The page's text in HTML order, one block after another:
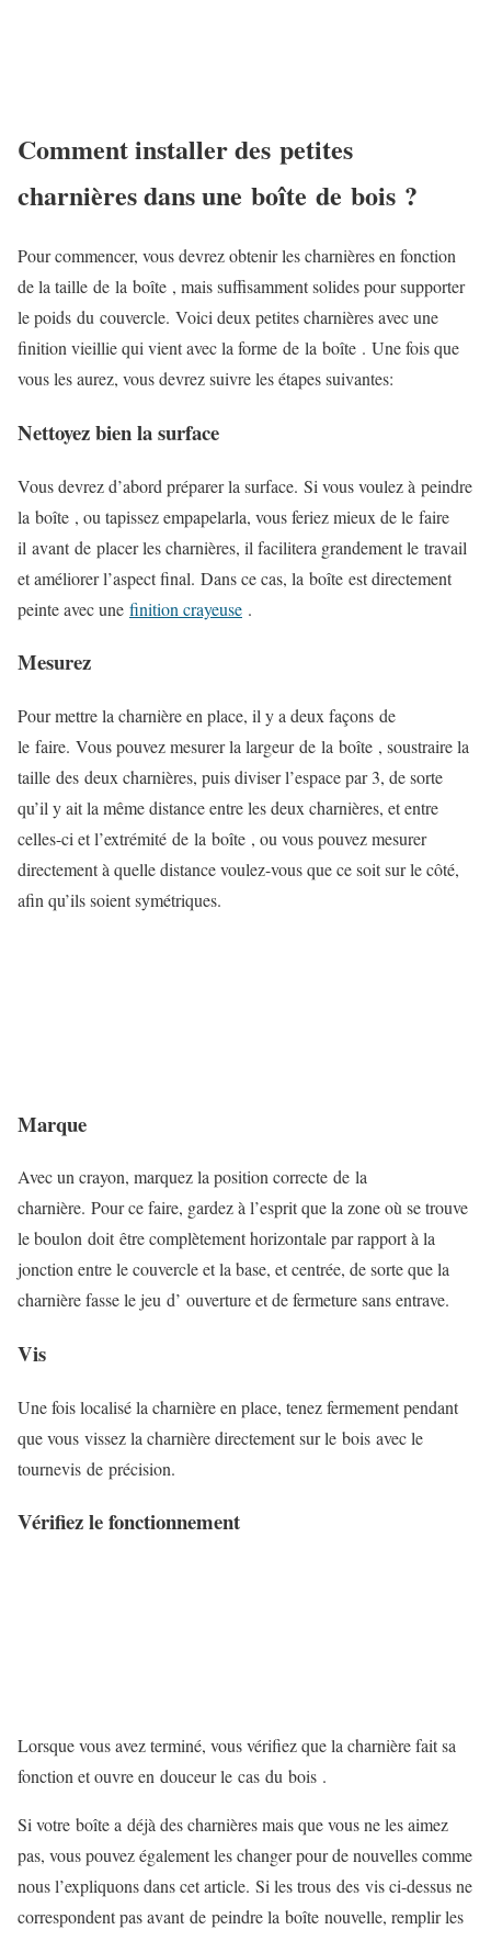
Comment installer des petites
charnières dans une boîte de bois ?
Pour commencer, vous devrez obtenir les charnières en fonction
de la taille de la boîte , mais suffisamment solides pour supporter
le poids du couvercle. Voici deux petites charnières avec une
finition vieillie qui vient avec la forme de la boîte . Une fois que
vous les aurez, vous devrez suivre les étapes suivantes:
Nettoyez bien la surface
Vous devrez d’abord préparer la surface. Si vous voulez à peindre
la boîte , ou tapissez empapelarla, vous feriez mieux de le faire
il avant de placer les charnières, il facilitera grandement le travail
et améliorer l’aspect final. Dans ce cas, la boîte est directement
peinte avec une finition crayeuse .
Mesurez
Pour mettre la charnière en place, il y a deux façons de
le faire. Vous pouvez mesurer la largeur de la boîte , soustraire la
taille des deux charnières, puis diviser l’espace par 3, de sorte
qu’il y ait la même distance entre les deux charnières, et entre
celles-ci et l’extrémité de la boîte , ou vous pouvez mesurer
directement à quelle distance voulez-vous que ce soit sur le côté,
afin qu’ils soient symétriques.
Marque
Avec un crayon, marquez la position correcte de la
charnière. Pour ce faire, gardez à l’esprit que la zone où se trouve
le boulon doit être complètement horizontale par rapport à la
jonction entre le couvercle et la base, et centrée, de sorte que la
charnière fasse le jeu d’ ouverture et de fermeture sans entrave.
Vis
Une fois localisé la charnière en place, tenez fermement pendant
que vous vissez la charnière directement sur le bois avec le
tournevis de précision.
Vérifiez le fonctionnement
Lorsque vous avez terminé, vous vérifiez que la charnière fait sa
fonction et ouvre en douceur le cas du bois .
Si votre boîte a déjà des charnières mais que vous ne les aimez
pas, vous pouvez également les changer pour de nouvelles comme
nous l’expliquons dans cet article. Si les trous des vis ci-dessus ne
correspondent pas avant de peindre la boîte nouvelle, remplir les